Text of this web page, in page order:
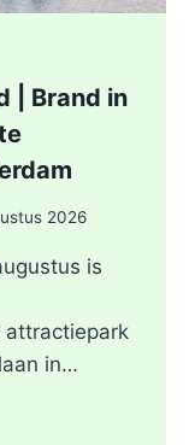
| Brand in
2026
is
attractiepark
in…